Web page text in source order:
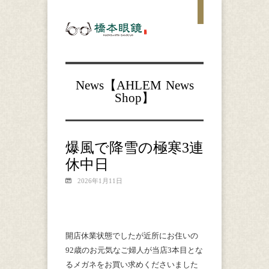
News【AHLEM News
Shop】
爆風で降雪の極寒3連
休中日
2026年1月11日
開店休業状態でしたが近所にお住いの
92歳のお元気なご婦人が当店3本目とな
るメガネをお買い求めくださいました